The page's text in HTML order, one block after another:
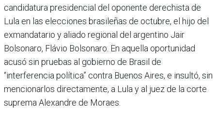
candidatura presidencial del oponente derechista de
Lula en las elecciones brasileñas de octubre, el hijo del
exmandatario y aliado regional del argentino Jair
Bolsonaro, Flávio Bolsonaro. En aquella oportunidad
acusó sin pruebas al gobierno de Brasil de
“interferencia política” contra Buenos Aires, e insultó, sin
mencionarlos directamente, a Lula y al juez de la corte
suprema Alexandre de Moraes.